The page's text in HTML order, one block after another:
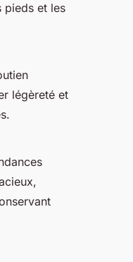
pieds et les
légèreté et